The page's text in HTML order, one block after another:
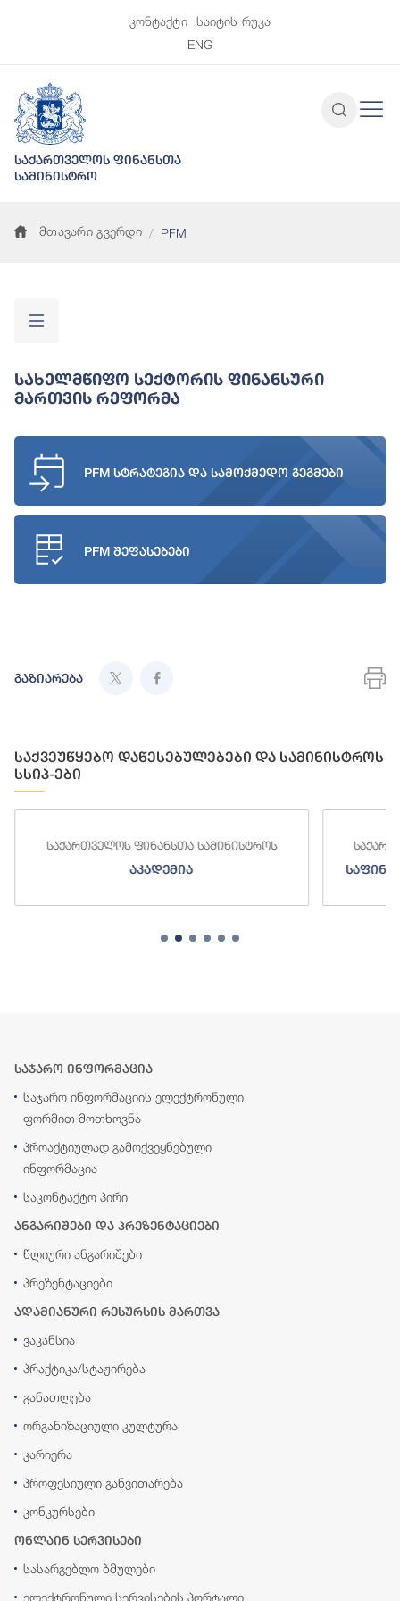
კონტაქტი
საიტის რუკა
ENG
საქართველოს ფინანსთა
სამინისტრო
მთავარი გვერდი PFM
Სახელმწიფო Სექტორის Ფინანსური
Მართვის Რეფორმა
PFM სტრატეგია და სამოქმედო გეგმები
PFM შეფასებები
გაზიარება
საქვეუწყებო დაწესებულებები და სამინისტროს
სსიპ-ები
საქართველოს ფინანსთა სამინისტროს
აკადემია
საჯარო ინფორმაცია
საჯარო ინფორმაციის ელექტრონული
ფორმით მოთხოვნა
პროაქტიულად გამოქვეყნებული
ინფორმაცია
საკონტაქტო პირი
ანგარიშები და პრეზენტაციები
წლიური ანგარიშები
პრეზენტაციები
ადამიანური რესურსის მართვა
ვაკანსია
პრაქტიკა/სტაჟირება
განათლება
ორგანიზაციული კულტურა
კარიერა
პროფესიული განვითარება
კონკურსები
ონლაინ სერვისები
სასარგებლო ბმულები
ელექტრონული სერვისების პორტალი